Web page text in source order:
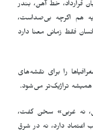
قرارداد، خط آهن، بندر
هم اگرچه بی‌صداست،
فقط زمانی معنا دارد
را برای نقشه‌های
تراژیک‌تر می‌شود.
نه غربی» سخن گفت،
اعتماد دارد، نه در شرق